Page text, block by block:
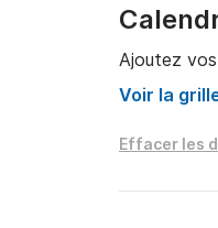
Ajoutez
Voir la
Effacer les